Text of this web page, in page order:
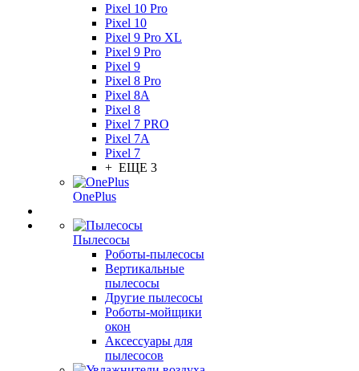
Pixel 10 Pro
Pixel 10
Pixel 9 Pro XL
Pixel 9 Pro
Pixel 9
Pixel 8 Pro
Pixel 8A
Pixel 8
Pixel 7 PRO
Pixel 7A
Pixel 7
+ ЕЩЕ 3
OnePlus
Пылесосы
Роботы-пылесосы
Вертикальные
пылесосы
Другие пылесосы
Роботы-мойщики
окон
Аксессуары для
пылесосов